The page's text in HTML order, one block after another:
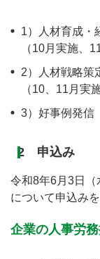
1）人材育成・
（10月実施、
2）人材戦略策
（10、11月実
3）好事例発信
2 申込み
令和8年6月3日（
について申込み
企業の人事労